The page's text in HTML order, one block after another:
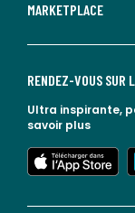
MARKETPLACE
RENDEZ-VOUS SUR
Ultra inspirante,
savoir plus
lien vers l'app store
lien